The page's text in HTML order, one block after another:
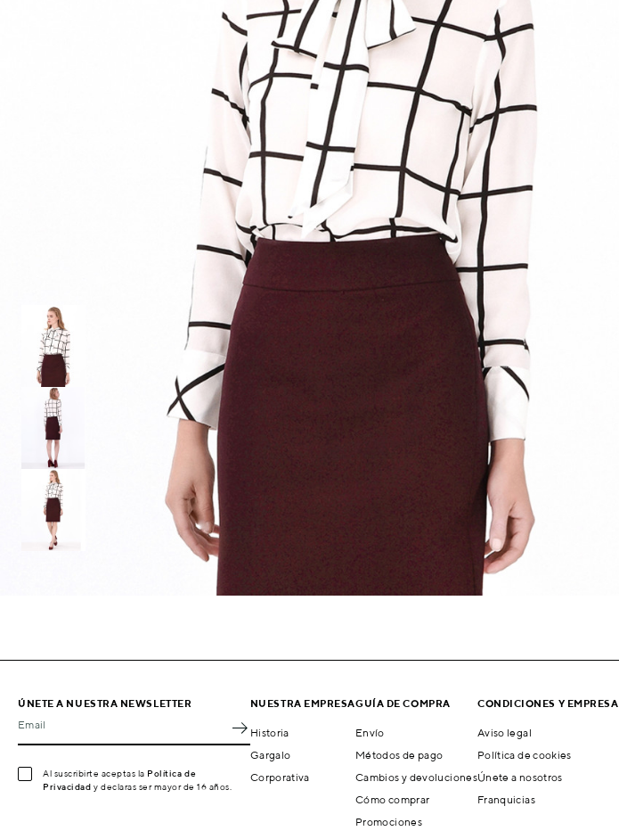
ÚNETE A NUESTRA NEWSLETTER
Email
Al suscribirte aceptas la Política de
Privacidad y declaras ser mayor de 16 años.
NUESTRA EMPRESA
Historia
Gargalo
Corporativa
GUÍA DE COMPRA
Envío
Métodos de pago
Cambios y devoluciones
Cómo comprar
Promociones
CONDICIONES Y EMPRESA
Aviso legal
Política de cookies
Únete a nosotros
Franquicias